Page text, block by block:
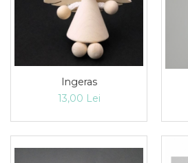
Ingeras
13,00 Lei